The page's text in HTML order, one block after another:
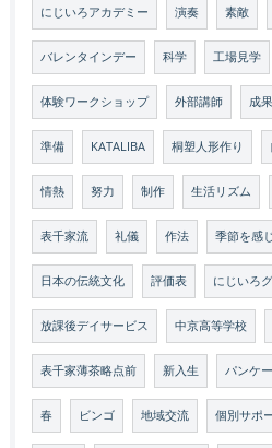
にじいろアカデミー 演奏 素敵
バレンタインデー 科学 工場見学
体験ワークショップ 外部講師 成果
準備 KATALIBA 桐塑人形作り
情熱 努力 制作 生活リズム
表千家流 礼儀 作法 季節を感
日本の伝統文化 評価表 にじいろ
放課後デイサービス 中京高等学校
表千家薄茶略点前 新入生 パンケ
春 ビンゴ 地域交流 個別サポ